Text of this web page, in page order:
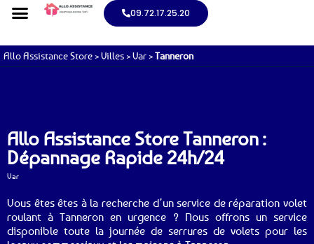
09.72.17.25.20
Allo Assistance Store >Villes >Var >Tanneron
Allo Assistance Store Tanneron :
Dépannage Rapide 24h/24
Var
Vous êtes êtes à la recherche d’un service de réparation volet
roulant à Tanneron en urgence ? Nous offrons un service
disponible toute la journée de serrures de volets pour les